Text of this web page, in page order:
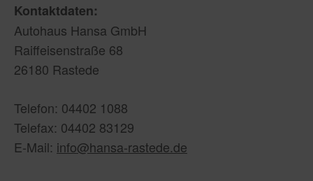
Kontaktdaten:
Autohaus Hansa GmbH
Raiffeisenstraße 68
26180 Rastede
Telefon: 04402 1088
Telefax: 04402 83129
E-Mail: info@hansa-rastede.de